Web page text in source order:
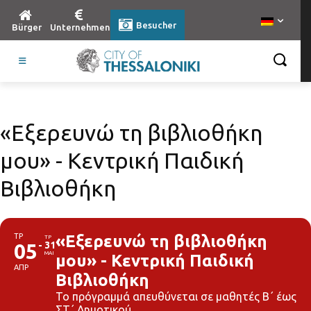
Bürger Unternehmen Besucher
«Εξερευνώ τη βιβλιοθήκη
μου» - Κεντρική Παιδική
Βιβλιοθήκη
ΤΡ
05
ΑΠΡ
ΤΡ
31
ΜΑΙ
«Εξερευνώ τη βιβλιοθήκη
μου» - Κεντρική Παιδική
Βιβλιοθήκη
Το πρόγραμμά απευθύνεται σε μαθητές Β΄ έως